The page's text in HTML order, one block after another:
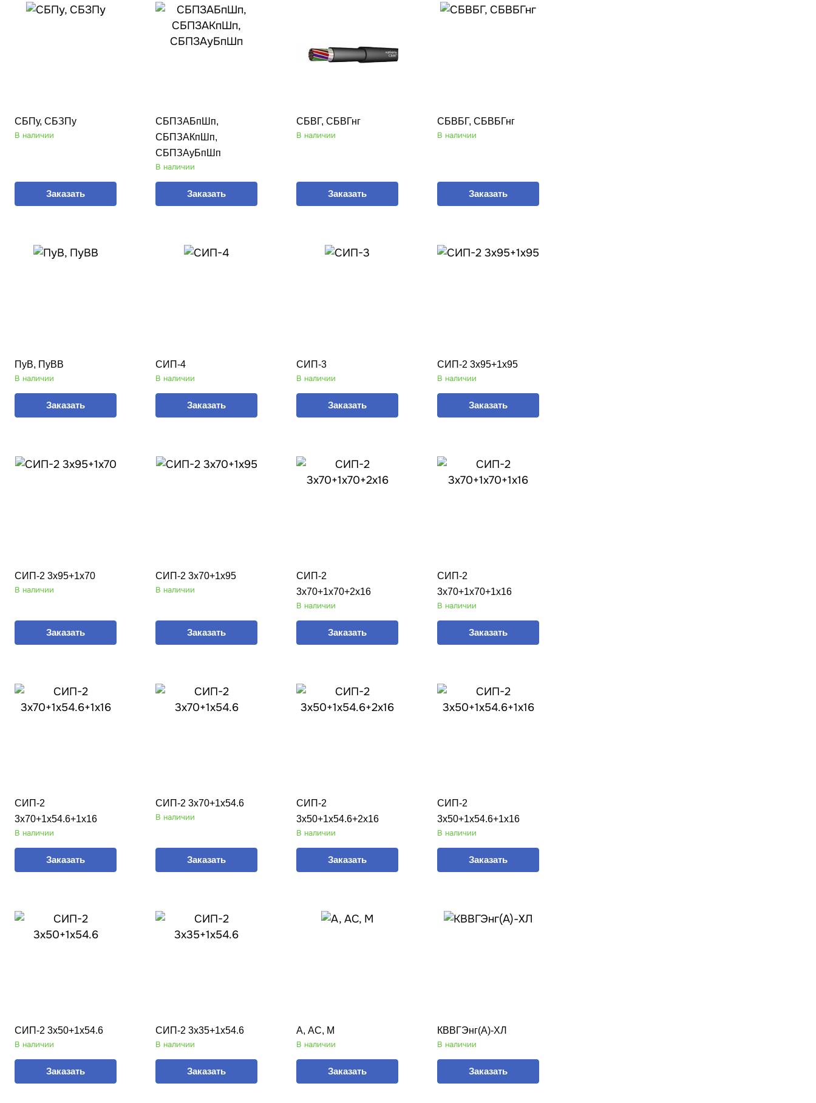
СБПу, СБЗПу
В наличии
Заказать
СБПЗАБпШп,
СБПЗАКпШп,
СБПЗАуБпШп
В наличии
Заказать
СБВГ, СБВГнг
В наличии
Заказать
СБВБГ, СБВБГнг
В наличии
Заказать
ПуВ, ПуВВ
В наличии
Заказать
СИП-4
В наличии
Заказать
СИП-3
В наличии
Заказать
СИП-2 3х95+1х95
В наличии
Заказать
СИП-2 3х95+1х70
В наличии
Заказать
СИП-2 3х70+1х95
В наличии
Заказать
СИП-2
3х70+1х70+2х16
В наличии
Заказать
СИП-2
3х70+1х70+1х16
В наличии
Заказать
СИП-2
3х70+1х54.6+1х16
В наличии
Заказать
СИП-2 3х70+1х54.6
В наличии
Заказать
СИП-2
3х50+1х54.6+2х16
В наличии
Заказать
СИП-2
3х50+1х54.6+1х16
В наличии
Заказать
СИП-2 3х50+1х54.6
В наличии
Заказать
СИП-2 3х35+1х54.6
В наличии
Заказать
А, АС, М
В наличии
Заказать
КВВГЭнг(А)-ХЛ
В наличии
Заказать